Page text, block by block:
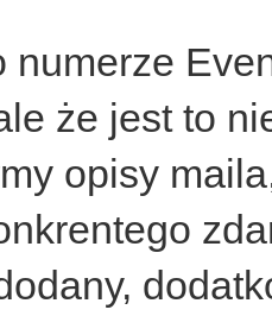
numerze
że jest to
opisy